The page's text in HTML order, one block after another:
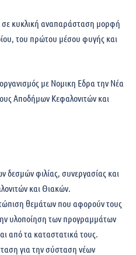
σε κυκλική αναπαράσταση μορφή
του πρώτου μέσου φυγής και
με Νομικη Εδρα την Νέα
Αποδήμων Κεφαλονιτών και
δεσμών φιλίας, συνεργασίας και
και Θιακών.
θεμάτων που αφορούν τους
υλοποίηση των προγραμμάτων
από τα καταστατικά τους.
για την σύσταση νέων